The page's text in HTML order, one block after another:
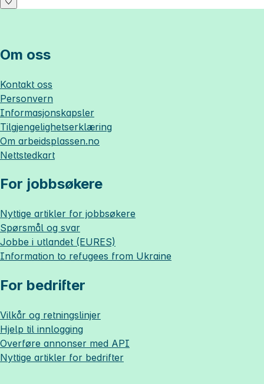
Om oss
Kontakt oss
Personvern
Informasjonskapsler
Tilgjengelighetserklæring
Om arbeidsplassen.no
Nettstedkart
For jobbsøkere
Nyttige artikler for jobbsøkere
Spørsmål og svar
Jobbe i utlandet (EURES)
Information to refugees from Ukraine
For bedrifter
Vilkår og retningslinjer
Hjelp til innlogging
Overføre annonser med API
Nyttige artikler for bedrifter